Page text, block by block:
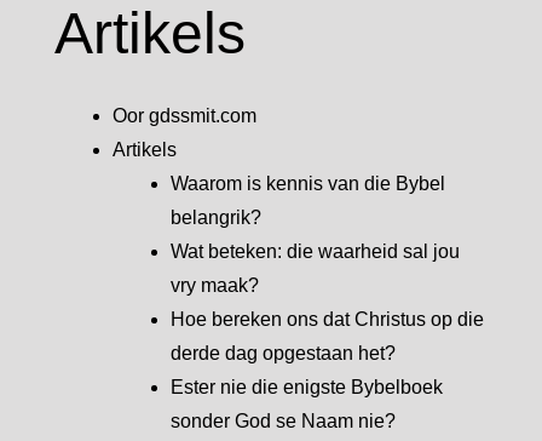
Artikels
Oor gdssmit.com
Artikels
Waarom is kennis van die Bybel
belangrik?
Wat beteken: die waarheid sal jou
vry maak?
Hoe bereken ons dat Christus op die
derde dag opgestaan het?
Ester nie die enigste Bybelboek
sonder God se Naam nie?